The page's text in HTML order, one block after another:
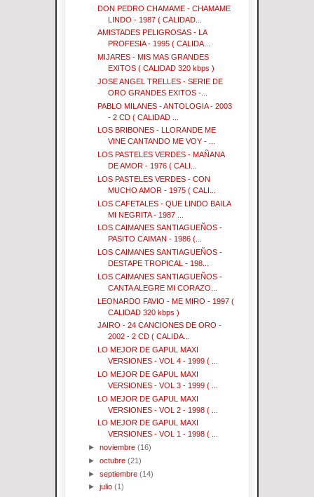
DON PEDRO CHAMAME - CHAMAME
LINDO - 1987 ( CALIDAD...
AMISTADES PELIGROSAS - LA
PROFESIA - 1995 ( CALIDA...
MIJARES - MIS MAS GRANDES
EXITOS ( CALIDAD 320 kbps )
JOSE ANGEL TRELLES - SERIE DE
ORO GRANDES EXITOS -...
PABLO MILANES - ANTOLOGIA - 2003
- 2 CD ( CALIDAD ...
LOS BRIBONES - LLORANDE ME
VINE CANTANDO ME VOY - ...
LOS PASTELES VERDES - MAÑANA
DE AMOR - 1976 ( CALI...
LOS PASTELES VERDES - CON
MUCHO AMOR - 1975 ( CALI...
LOS CAFETALES - QUE LINDO BAILA
MI NEGRITA - 1987 ...
LOS CAIMANES SANTIAGUEÑOS -
PASITO CAIMAN - 1986 (...
LOS CAIMANES SANTIAGUEÑOS -
DESTAPE TROPICAL - 198...
LOS CAIMANES SANTIAGUEÑOS -
CANTA ALEGRE MI CORAZO...
LEONARDO FAVIO - ME MIRO - 1997 (
CALIDAD 320 kbps )
JAIRO - 24 CANCIONES DE ORO -
2002 - 2 CD ( CALIDA...
LO MEJOR DE GAPUL MAXI
VERSIONES - VOL 4 - 1999 ( ...
LO MEJOR DE GAPUL MAXI
VERSIONES - VOL 3 - 1999 ( ...
LO MEJOR DE GAPUL MAXI
VERSIONES - VOL 2 - 1998 ( ...
LO MEJOR DE GAPUL MAXI
VERSIONES - VOL 1 - 1998 ( ...
►noviembre (16)
►octubre (21)
►septiembre (14)
►julio (1)